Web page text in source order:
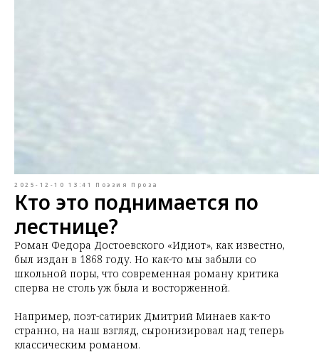
2025-12-10 13:41 Поэзия Проза
Кто это поднимается по
лестнице?
Роман Федора Достоевского «Идиот», как известно,
был издан в 1868 году. Но как-то мы забыли со
школьной поры, что современная роману критика
сперва не столь уж была и восторженной.
Например, поэт-сатирик Дмитрий Минаев как-то
странно, на наш взгляд, сыронизировал над теперь
классическим романом.